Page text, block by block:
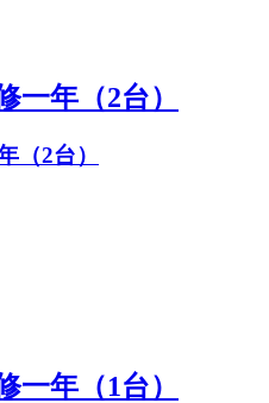
一年（2台）
（2台）
一年（1台）